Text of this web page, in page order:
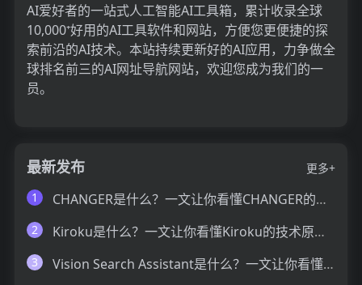
AI爱好者的一站式人工智能AI工具箱，累计收录全球
10,000⁺好用的AI工具软件和网站，方便您更便捷的探
索前沿的AI技术。本站持续更新好的AI应用，力争做全
球排名前三的AI网址导航网站，欢迎您成为我们的一
员。
最新发布
更多+
1
CHANGER是什么？一文让你看懂CHANGER的技术原理、主要功能、应用场景
2 Kiroku是什么？一文让你看懂Kiroku的技术原理、主要功能、应用场景
3 Vision Search Assistant是什么？一文让你看懂Vision Search Assistant的技术原理、主要功能、应用场景